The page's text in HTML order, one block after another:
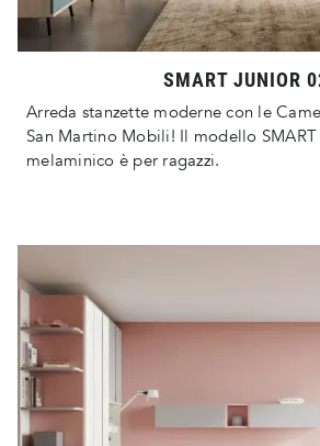
SMART JUNIOR
Arreda stanzette moderne con le
San Martino Mobili! Il modello
melaminico è per ragazzi.